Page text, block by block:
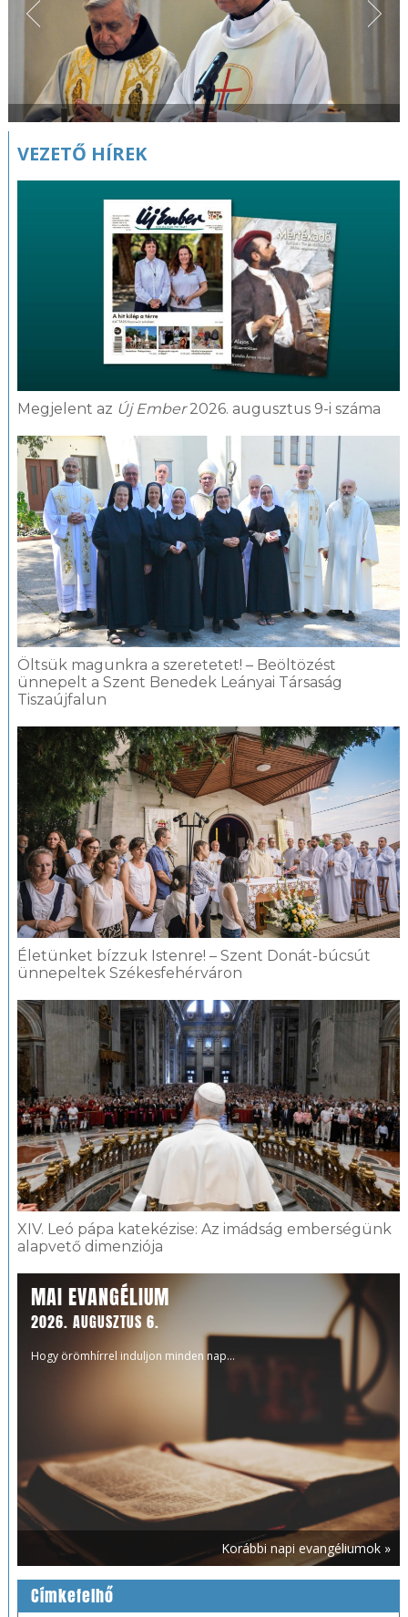
VEZETŐ HÍREK
Megjelent az Új Ember2026. augusztus 9-i száma
Öltsük magunkra a szeretetet! – Beöltözést
ünnepelt a Szent Benedek Leányai Társaság
Tiszaújfalun
Életünket bízzuk Istenre! – Szent Donát-búcsút
ünnepeltek Székesfehérváron
XIV. Leó pápa katekézise: Az imádság emberségünk
alapvető dimenziója
MAI EVANGÉLIUM
2026. AUGUSZTUS 6.
Hogy örömhírrel induljon minden nap...
Korábbi napi evangéliumok »
Címkefelhő